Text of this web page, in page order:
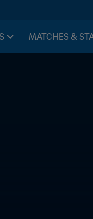
MATCHES &